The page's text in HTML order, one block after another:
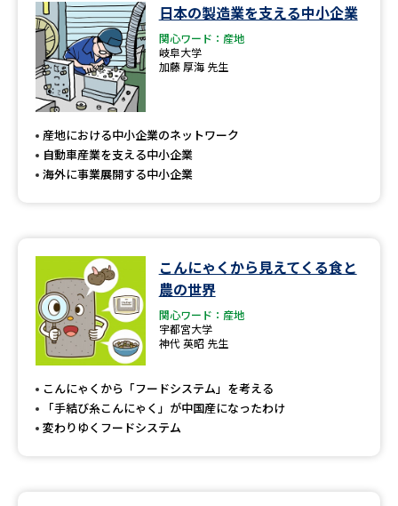
オープンキャンパス検索 実施プログラムから探す
来場型・Web型イベント特集 夢ナビライブ
受験準備
先輩が入学を決めた理由 テレメール全国一斉進学調査
新生活お役立ちガイド
学問発見
日本の製造業を支える中小企業
関心ワード：産地
岐阜大学
加藤 厚海 先生
産地における中小企業のネットワーク
自動車産業を支える中小企業
海外に事業展開する中小企業
こんにゃくから見えてくる食と
農の世界
関心ワード：産地
宇都宮大学
神代 英昭 先生
こんにゃくから「フードシステム」を考える
「手結び糸こんにゃく」が中国産になったわけ
変わりゆくフードシステム